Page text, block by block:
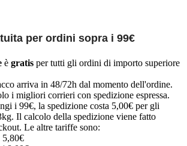
per ordini sopra i 99€
è gratis per tutti gli ordini di importo superiore
arriva in 48/72h dal momento dell'ordine.
i migliori corrieri con spedizione espressa.
i 99€, la spedizione costa 5,00€ per gli
Il calcolo della spedizione viene fatto
Le altre tariffe sono:
5,80€